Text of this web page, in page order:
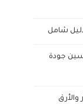
شامل
جودة